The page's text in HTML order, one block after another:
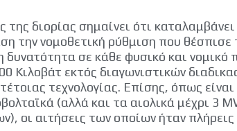
της διορίας σημαίνει ότι
την νομοθετική ρύθμιση που
δυνατότητα σε κάθε φυσικό και
Κιλοβάτ εκτός διαγωνιστικών
τεχνολογίας. Επίσης, όπως
(αλλά και τα αιολικά μέχρι 3
οι αιτήσεις των οποίων ήταν